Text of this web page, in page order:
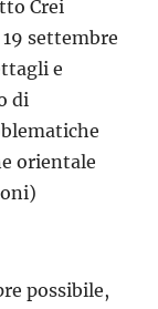
Crei
settembre
e
di
orientale
possibile,